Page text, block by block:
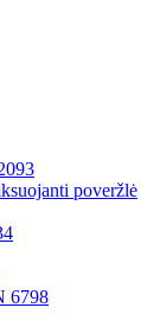
poveržlė
6798